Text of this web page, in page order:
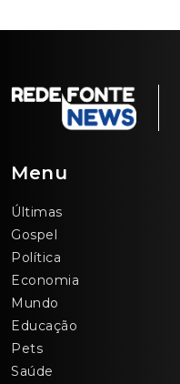
Menu
Últimas
Gospel
Política
Economia
Mundo
Educação
Pets
Saúde